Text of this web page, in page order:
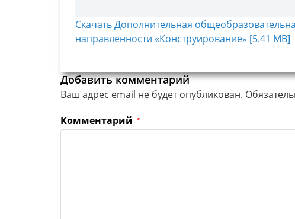
Скачать Дополнительная
направленности «Конструирование» [5.41 MB]
Добавить комментарий
Ваш адрес email не будет опубликован.
Комментарий *